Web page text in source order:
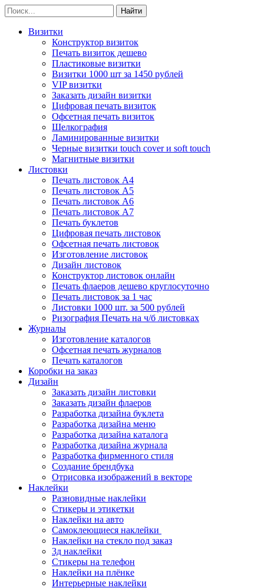
Визитки
Конструктор визиток
Печать визиток дешево
Пластиковые визитки
Визитки 1000 шт за 1450 рублей
VIP визитки
Заказать дизайн визитки
Цифровая печать визиток
Офсетная печать визиток
Шелкография
Ламинированные визитки
Черные визитки touch cover и soft touch
Магнитные визитки
Листовки
Печать листовок А4
Печать листовок А5
Печать листовок А6
Печать листовок А7
Печать буклетов
Цифровая печать листовок
Офсетная печать листовок
Изготовление листовок
Дизайн листовок
Конструктор листовок онлайн
Печать флаеров дешево круглосуточно
Печать листовок за 1 час
Листовки 1000 шт. за 500 рублей
Ризография Печать на ч/б листовках
Журналы
Изготовление каталогов
Офсетная печать журналов
Печать каталогов
Коробки на заказ
Дизайн
Заказать дизайн листовки
Заказать дизайн флаеров
Разработка дизайна буклета
Разработка дизайна меню
Разработка дизайна каталога
Разработка дизайна журнала
Разработка фирменного стиля
Создание брендбука
Отрисовка изображений в векторе
Наклейки
Разновидные наклейки
Стикеры и этикетки
Наклейки на авто
Самоклеющиеся наклейки
Наклейки на стекло под заказ
3д наклейки
Cтикеры на телефон
Наклейки на плёнке
Интерьерные наклейки